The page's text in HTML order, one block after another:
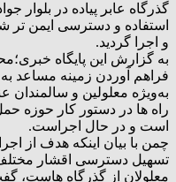
گذرگاه عابر پیاده در بلوار
استفاده و دسترسی ایمن تر
و اجرا گردید.
به گزارش این پایگاه
فراهم آوردن زمینه‌ مساعد
به‌ویژه معلولین و سالمندان
راه ها در دستور کار حوزه
است و در حال اجراست.
چمن با بیان اینکه هدف از
تسهیل دسترسی اقشار
معلولان از گذرگاه هاست،